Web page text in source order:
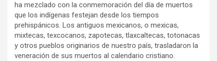
ha mezclado con la conmemoración del día de muertos
que los indígenas festejan desde los tiempos
prehispánicos. Los antiguos mexicanos, o mexicas,
mixtecas, texcocanos, zapotecas, tlaxcaltecas, totonacas
y otros pueblos originarios de nuestro país, trasladaron la
veneración de sus muertos al calendario cristiano.